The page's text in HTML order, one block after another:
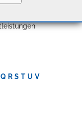
Q R S T U V